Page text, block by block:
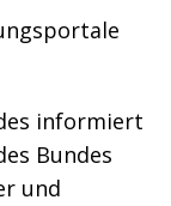
informiert
Bundes
und